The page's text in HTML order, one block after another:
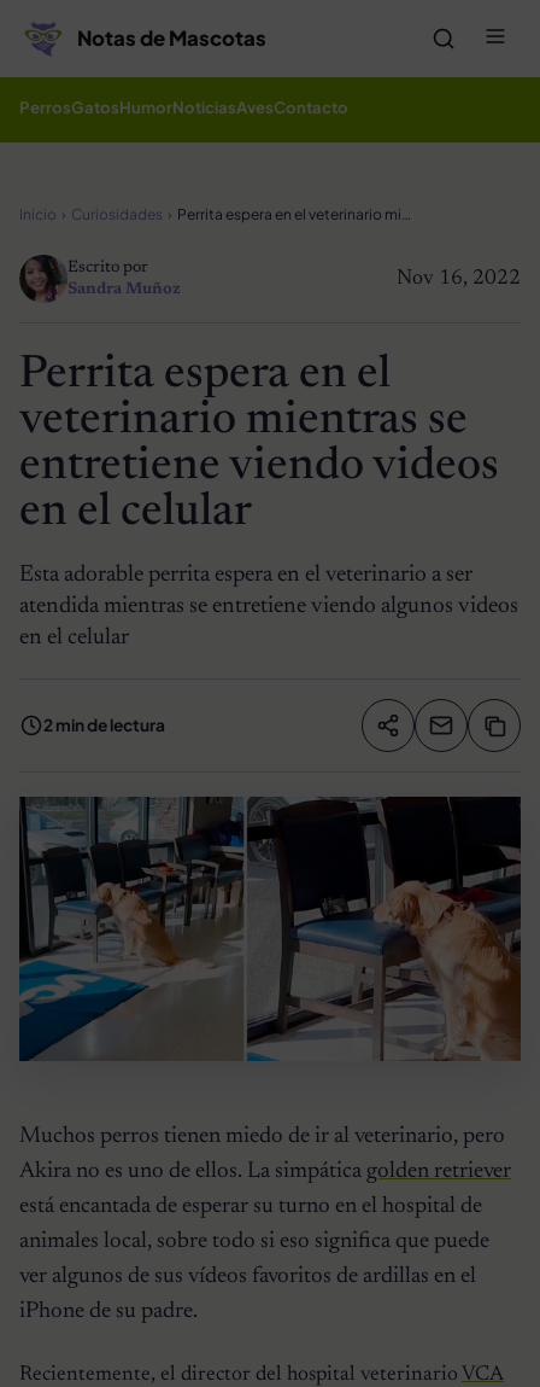
Notas de Mascotas
PerrosGatosHumorNoticiasAvesContacto
Inicio Curiosidades Perrita espera en el veterinario mientras se entretiene viendo videos en el celular
Nov 16, 2022
Escrito por
Sandra Muñoz
Perrita espera en el
veterinario mientras se
entretiene viendo videos
en el celular
Esta adorable perrita espera en el veterinario a ser
atendida mientras se entretiene viendo algunos videos
en el celular
2 min de lectura Compartir
Muchos perros tienen miedo de ir al veterinario, pero
Akira no es uno de ellos. La simpática golden retriever
está encantada de esperar su turno en el hospital de
animales local, sobre todo si eso significa que puede
ver algunos de sus vídeos favoritos de ardillas en el
iPhone de su padre.
Recientemente, el director del hospital veterinario VCA